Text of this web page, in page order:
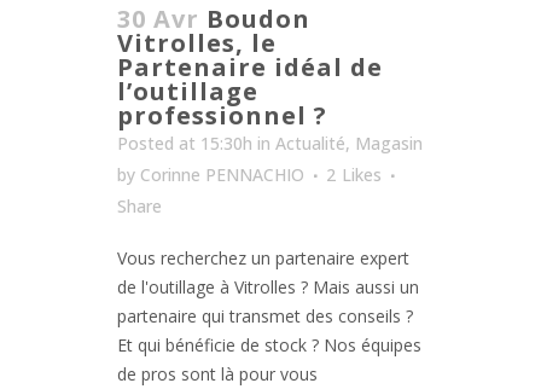
30 Avr Boudon
Vitrolles, le
Partenaire idéal de
l’outillage
professionnel ?
Posted at 15:30h in Actualité, Magasin
by Corinne PENNACHIO 2 Likes
Share
Vous recherchez un partenaire expert
de l'outillage à Vitrolles ? Mais aussi un
partenaire qui transmet des conseils ?
Et qui bénéficie de stock ? Nos équipes
de pros sont là pour vous